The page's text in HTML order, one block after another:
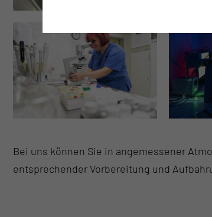
Bei uns können Sie in angemessener
entsprechender Vorbereitung und